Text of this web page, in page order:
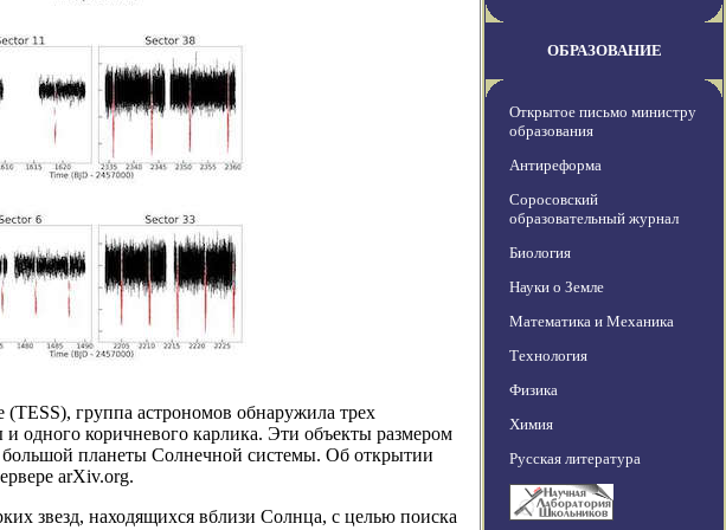
группа астрономов обнаружила трех
одного коричневого карлика. Эти объекты размером
планеты Солнечной системы. Об открытии
arXiv.org.
звезд, находящихся вблизи Солнца, с целью поиска
ОБРАЗОВАНИЕ
Открытое письмо министру
образования
Антиреформа
Соросовский
образовательный журнал
Биология
Науки о Земле
Математика и Механика
Технология
Физика
Химия
Русская литература